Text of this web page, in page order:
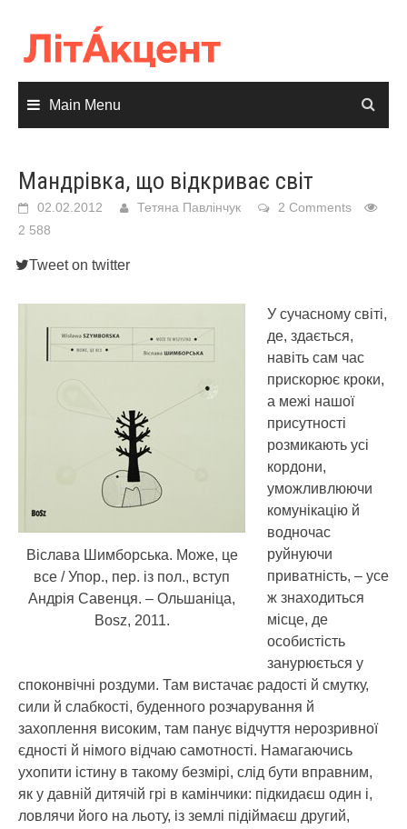
content
Main Menu
Мандрівка, що відкриває світ
02.02.2012 Тетяна Павлінчук
2 Comments
2 588
Tweet on twitter
Віслава Шимборська. Може, це
все / Упор., пер. із пол., вступ
Андрія Савенця. – Ольшаніца,
Bosz, 2011.
У сучасному світі,
де, здається,
навіть сам час
прискорює кроки,
а межі нашої
присутності
розмикають усі
кордони,
уможливлюючи
комунікацію й
водночас
руйнуючи
приватність, – усе
ж знаходиться
місце, де
особистість
занурюється у
споконвічні роздуми. Там вистачає радості й смутку,
сили й слабкості, буденного розчарування й
захоплення високим, там панує відчуття нерозривної
єдності й німого відчаю самотності. Намагаючись
ухопити істину в такому безмірі, слід бути вправним,
як у давній дитячій грі в камінчики: підкидаєш один і,
ловлячи його на льоту, із землі підіймаєш другий,